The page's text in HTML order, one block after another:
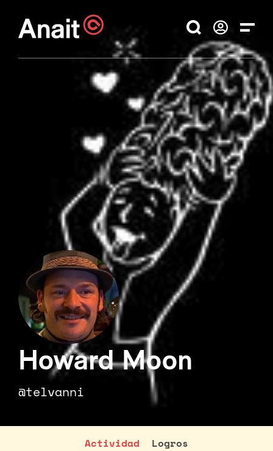
Howard Moon
@telvanni
Actividad Logros